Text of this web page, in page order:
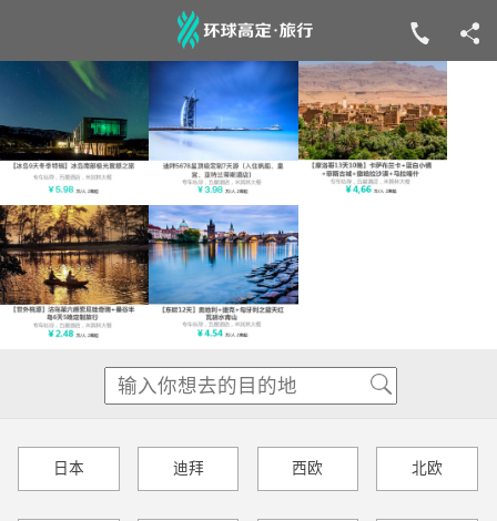
日本 迪拜 西欧 北欧